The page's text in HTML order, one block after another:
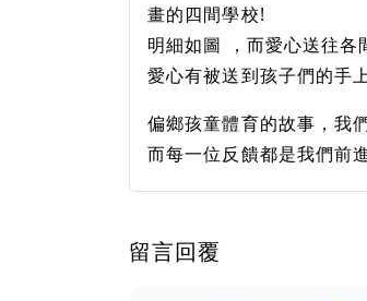
畫的四間學校!
明細如圖 ，而愛心送往
愛心有被送到孩子們的手
偏鄉孩童體育的故事，我
而每一位反饋都是我們前
留言回覆